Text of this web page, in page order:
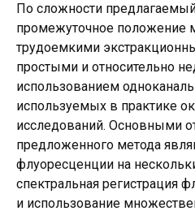
По сложности
промежуточное положение
трудоемкими
простыми и относительно
использованием
используемых в практике
исследований. Основными
предложенного метода
флуоресценции на
спектральная регистрация
и использование